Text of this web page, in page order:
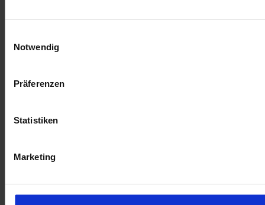
Notwendig
Präferenzen
Statistiken
Marketing